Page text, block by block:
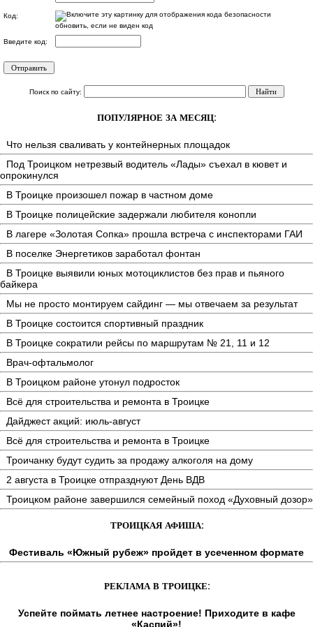
Код:
обновить, если не виден код
Введите код:
Поиск по сайту:
ПОПУЛЯРНОЕ ЗА МЕСЯЦ:
Что нельзя сваливать у контейнерных площадок
Под Троицком нетрезвый водитель «Лады» съехал в кювет и
опрокинулся
В Троицке произошел пожар в частном доме
В Троицке полицейские задержали любителя конопли
В лагере «Золотая Сопка» прошла встреча с инспекторами ГАИ
В поселке Энергетиков заработал фонтан
В Троицке выявили юных мотоциклистов без прав и пьяного
байкера
Мы не просто монтируем сайдинг — мы отвечаем за результат
В Троицке состоится спортивный праздник
В Троицке сократили рейсы по маршрутам № 21, 11 и 12
Врач-офтальмолог
В Троицком районе утонул подросток
Всё для строительства и ремонта в Троицке
Дайджест акций: июль-август
Всё для строительства и ремонта в Троицке
Троичанку будут судить за продажу алкоголя на дому
2 августа в Троицке отпразднуют День ВДВ
Троицком районе завершился семейный поход «Духовный дозор»
ТРОИЦКАЯ АФИША:
Фестиваль «Южный рубеж» пройдет в усеченном формате
РЕКЛАМА В ТРОИЦКЕ:
Успейте поймать летнее настроение! Приходите в кафе
«Каспий»!